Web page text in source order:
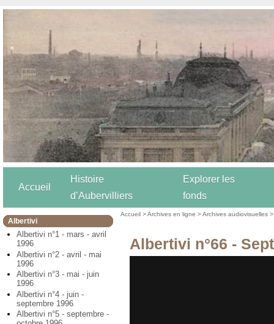
Accueil
Histoire
d’Aubervilliers
Explorer les
fonds
Albertivi
Albertivi n°1 - mars - avril
1996
Albertivi n°2 - avril - mai
1996
Albertivi n°3 - mai - juin
1996
Albertivi n°4 - juin -
septembre 1996
Albertivi n°5 - septembre -
Accueil >Archives en ligne >Archives audiovisuelles
Albertivi n°66 -